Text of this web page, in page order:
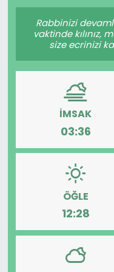
Rabbinizi
vaktinde kılınız,
size ecrinizi
İMSAK
03:36
ÖĞLE
12:28
Gündem
KKTC
KKTC YEREL
Kültür Sanat
Magazin
Moda
Nöbetçi
Otomobil